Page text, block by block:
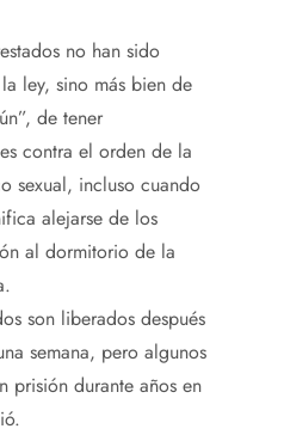
no han sido
ley, sino más bien de
de tener
contra el orden de la
sexual, incluso cuando
alejarse de los
al dormitorio de la
son liberados después
semana, pero algunos
prisión durante años en